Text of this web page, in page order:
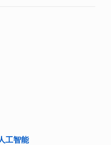
工智能